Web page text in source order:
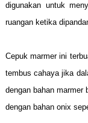
digunakan untuk
ruangan ketika
Cepuk marmer ini
tembus cahaya jika
dengan bahan marmer
dengan bahan onix